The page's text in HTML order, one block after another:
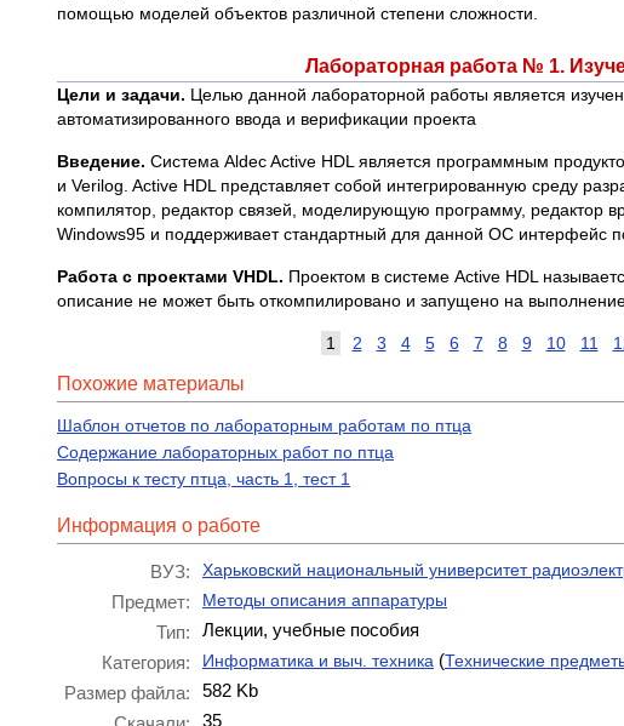
помощью моделей объектов различной степени сложности.
Лабораторная работа № 1.
Цели и задачи. Целью данной лабораторной работы является
автоматизированного ввода и верификации проекта
Введение. Система Aldec Active HDL является программным
и Verilog. Active HDL представляет собой интегрированную среду
компилятор, редактор связей, моделирующую программу,
Windows95 и поддерживает стандартный для данной ОС интерфейс
Работа с проектами VHDL. Проектом в системе Active HDL
описание не может быть откомпилировано и запущено на
1 2 3 4 5 6 7 8 9 10 11
Похожие материалы
Шаблон отчетов по лабораторным работам по птца
Содержание лабораторных работ по птца
Вопросы к тесту птца, часть 1, тест 1
Информация о работе
ВУЗ: Харьковский национальный университет
Предмет: Методы описания аппаратуры
Тип:
Лекции, учебные пособия
Категория:
Информатика и выч. техника (Технические
Размер файла:
582 Kb
35